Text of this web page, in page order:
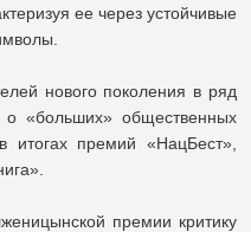
ее через устойчивые
нового поколения в ряд
«больших» общественных
итогах премий «НацБест»,
премии критику